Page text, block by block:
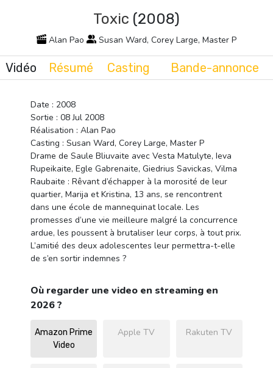
Toxic (2008)
Alan Pao Susan Ward, Corey Large, Master P
Vidéo Résumé Casting Bande-annonce
Date : 2008
Sortie : 08 Jul 2008
Réalisation : Alan Pao
Casting : Susan Ward, Corey Large, Master P
Drame de Saule Bliuvaite avec Vesta Matulyte, Ieva
Rupeikaite, Egle Gabrenaite, Giedrius Savickas, Vilma
Raubaite : Rêvant d’échapper à la morosité de leur
quartier, Marija et Kristina, 13 ans, se rencontrent
dans une école de mannequinat locale. Les
promesses d’une vie meilleure malgré la concurrence
ardue, les poussent à brutaliser leur corps, à tout prix.
L’amitié des deux adolescentes leur permettra-t-elle
de s’en sortir indemnes ?
Où regarder une video en streaming en
2026 ?
Amazon Prime
Video
Apple TV Rakuten TV